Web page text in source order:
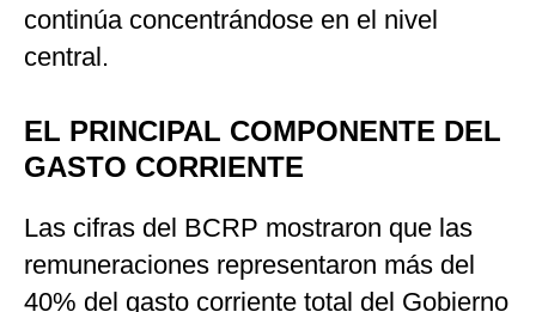
continúa concentrándose en el nivel
central.
EL PRINCIPAL COMPONENTE DEL
GASTO CORRIENTE
Las cifras del BCRP mostraron que las
remuneraciones representaron más del
40% del gasto corriente total del Gobierno